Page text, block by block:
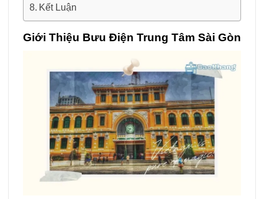
Kết Luận
Giới Thiệu Bưu Điện Trung Tâm Sài Gòn